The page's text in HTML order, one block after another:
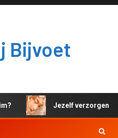
Bijvoet
Jezelf verzorgen en